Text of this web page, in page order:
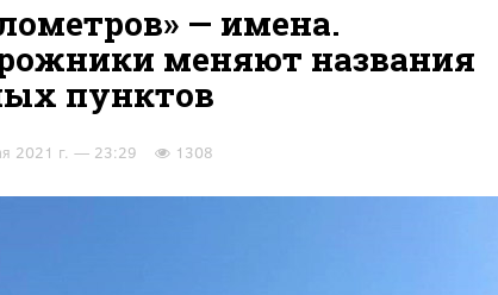
— имена.
меняют названия
пунктов
2021 г. — 23:29 1308